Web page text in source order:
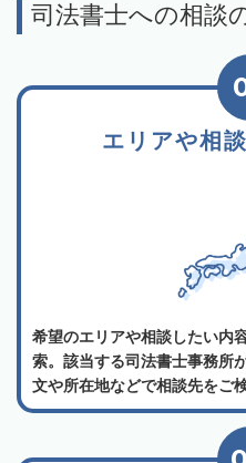
司法書士への相談
エリアや相
希望のエリアや相談したい内
索。該当する司法書士事務所
文や所在地などで相談先をご